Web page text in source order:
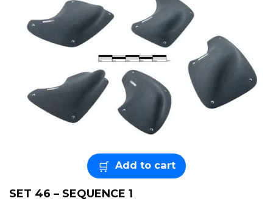
Add to cart
SET 46 – SEQUENCE 1